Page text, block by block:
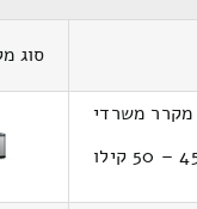
סוג
מקרר משרדי